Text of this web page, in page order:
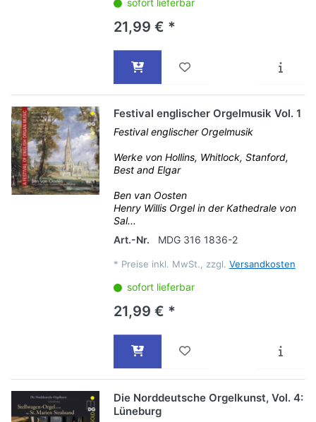
sofort lieferbar
21,99 € *
Festival englischer Orgelmusik Vol. 1
Festival englischer Orgelmusik
Werke von Hollins, Whitlock, Stanford,
Best and Elgar
Ben van Oosten
Henry Willis Orgel in der Kathedrale von
Sal...
Art.-Nr.
MDG 316 1836-2
* Preise inkl. MwSt., zzgl. Versandkosten
sofort lieferbar
21,99 € *
Die Norddeutsche Orgelkunst, Vol. 4:
Lüneburg